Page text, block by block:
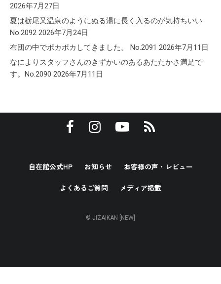
2026年7月27日
夏は栃尾又温泉のようにぬる湯に長く入るのが気持ちいい
No.2092 2026年7月24日
布団の中でポカポカしてきました。 No.2091 2026年7月11日
なによりスタッフさんのきずかいのあるあたたかさ満足で
す。No.2090 2026年7月11日
自在館公式HP お知らせ お客様の声・レビュー
よくあるご質問 メディア掲載
© JIZAIKAN [NEW]